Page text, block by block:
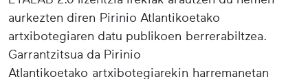
aurkezten diren Pirinio Atlantikoetako
artxibotegiaren datu publikoen berrerabiltzea.
Garrantzitsua da Pirinio
Atlantikoetako artxibotegiarekin harremanetan